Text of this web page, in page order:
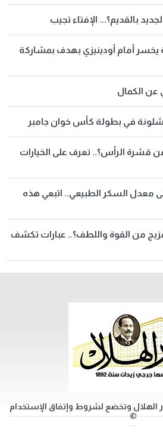
بالقديم؟... الإفتاء تجيب
يخسر أمام أودينيزي بهدف بمشاركة
عن الكمال
في بطولة كأس خوان جامبر
قشرة الرأس؟.. تعرف على الخيارات
معدل السكر الطبيعي.. اتبعي هذه
من القوة واللطف؟.. عبارات تكشف
الهلال وتخضع لشروط وإتفاق الإستخدام
©